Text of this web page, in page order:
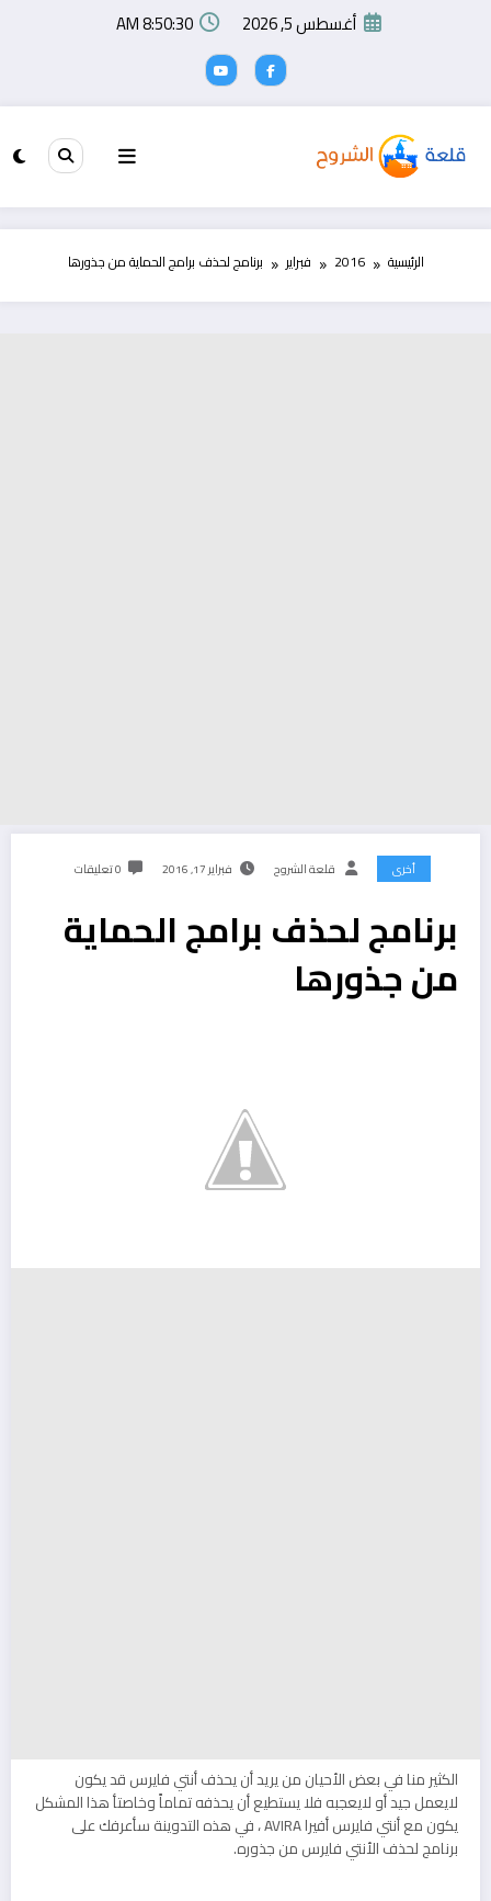
أغسطس 5, 2026 8:50:31 AM
الرئيسية 2016 فبراير برنامج لحذف برامج الحماية من جذورها
أخرى قلعة الشروح فبراير 17, 2016 0 تعليقات
برنامج لحذف برامج الحماية
من جذورها
الكثير منا في بعض الأحيان من يريد أن يحذف أنتي فايرس قد يكون
لايعمل جيد أو لايعجبه فلا يستطيع أن يحذفه تماماً وخاصتأ هذا المشكل
يكون مع أنتي فايرس أفيرا AVIRA ، في هذه التدوينة سأعرفك على
برنامج لحذف الأنتي فايرس من جذوره.